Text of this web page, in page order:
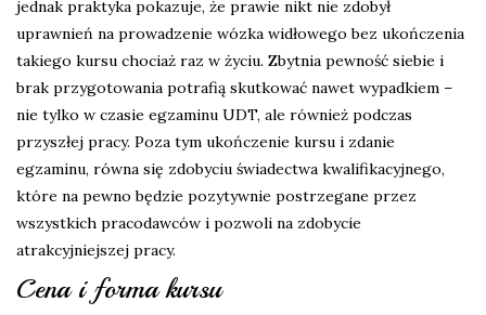
jednak praktyka pokazuje, że prawie nikt nie zdobył
uprawnień na prowadzenie wózka widłowego bez ukończenia
takiego kursu chociaż raz w życiu. Zbytnia pewność siebie i
brak przygotowania potrafią skutkować nawet wypadkiem –
nie tylko w czasie egzaminu UDT, ale również podczas
przyszłej pracy. Poza tym ukończenie kursu i zdanie
egzaminu, równa się zdobyciu świadectwa kwalifikacyjnego,
które na pewno będzie pozytywnie postrzegane przez
wszystkich pracodawców i pozwoli na zdobycie
atrakcyjniejszej pracy.
Cena i forma kursu